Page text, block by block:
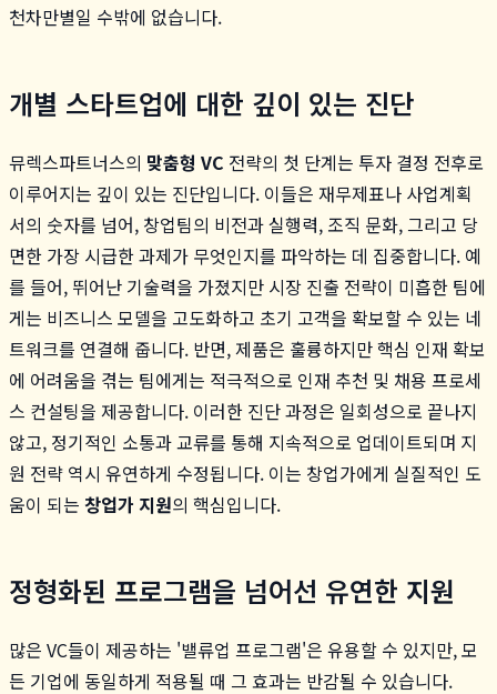
천차만별일 수밖에 없습니다.
개별 스타트업에 대한 깊이 있는 진단
뮤렉스파트너스의 맞춤형 VC 전략의 첫 단계는 투자 결정 전후로
이루어지는 깊이 있는 진단입니다. 이들은 재무제표나 사업계획
서의 숫자를 넘어, 창업팀의 비전과 실행력, 조직 문화, 그리고 당
면한 가장 시급한 과제가 무엇인지를 파악하는 데 집중합니다. 예
를 들어, 뛰어난 기술력을 가졌지만 시장 진출 전략이 미흡한 팀에
게는 비즈니스 모델을 고도화하고 초기 고객을 확보할 수 있는 네
트워크를 연결해 줍니다. 반면, 제품은 훌륭하지만 핵심 인재 확보
에 어려움을 겪는 팀에게는 적극적으로 인재 추천 및 채용 프로세
스 컨설팅을 제공합니다. 이러한 진단 과정은 일회성으로 끝나지
않고, 정기적인 소통과 교류를 통해 지속적으로 업데이트되며 지
원 전략 역시 유연하게 수정됩니다. 이는 창업가에게 실질적인 도
움이 되는 창업가 지원의 핵심입니다.
정형화된 프로그램을 넘어선 유연한 지원
많은 VC들이 제공하는 '밸류업 프로그램'은 유용할 수 있지만, 모
든 기업에 동일하게 적용될 때 그 효과는 반감될 수 있습니다.